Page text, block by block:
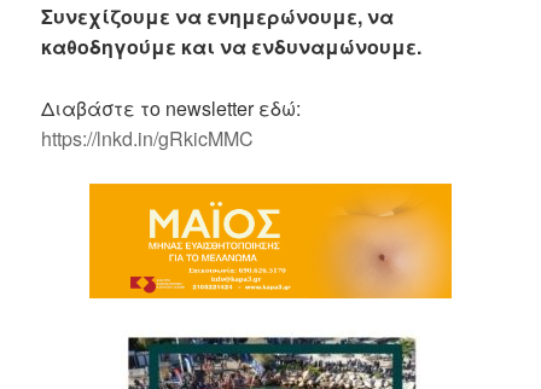
Συνεχίζουμε να ενημερώνουμε, να
καθοδηγούμε και να ενδυναμώνουμε.
Διαβάστε το newsletter εδώ:
https://lnkd.in/gRkicMMC